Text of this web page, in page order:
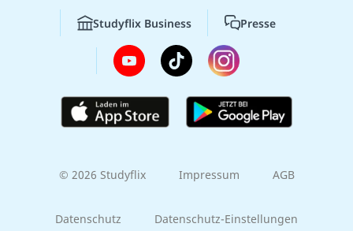
Studyflix Business Presse
© 2026 Studyflix Impressum AGB
Datenschutz Datenschutz-Einstellungen